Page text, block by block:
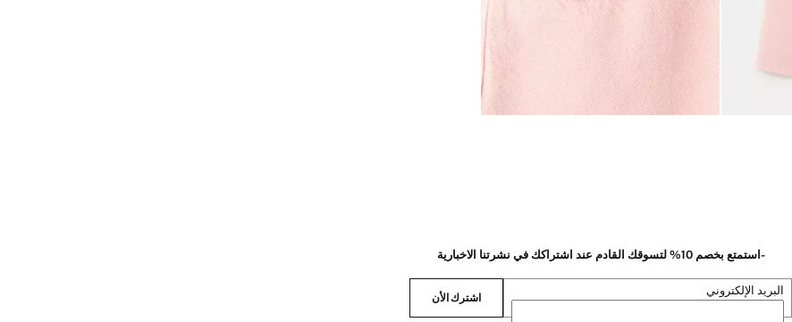
-استمتع بخصم 10% لتسوقك القادم عند اشتراكك في نشرتنا الاخبارية
البريد الإلكتروني اشترك الأن